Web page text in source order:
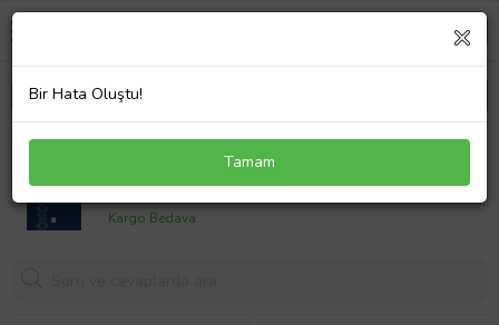
Boş Zaman Rekreasyon ve İslamiyet
399,90 TL
Kargo Bedava
Bir Hata Oluştu!
Tamam